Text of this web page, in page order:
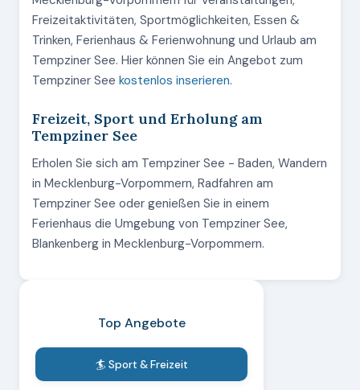
Freizeitaktivitäten, Sportmöglichkeiten, Essen &
Trinken, Ferienhaus & Ferienwohnung und Urlaub am
Tempziner See. Hier können Sie ein Angebot zum
Tempziner See kostenlos inserieren.
Freizeit, Sport und Erholung am
Tempziner See
Erholen Sie sich am Tempziner See - Baden, Wandern
in Mecklenburg-Vorpommern, Radfahren am
Tempziner See oder genießen Sie in einem
Ferienhaus die Umgebung von Tempziner See,
Blankenberg in Mecklenburg-Vorpommern.
Top Angebote
🏄 Sport & Freizeit